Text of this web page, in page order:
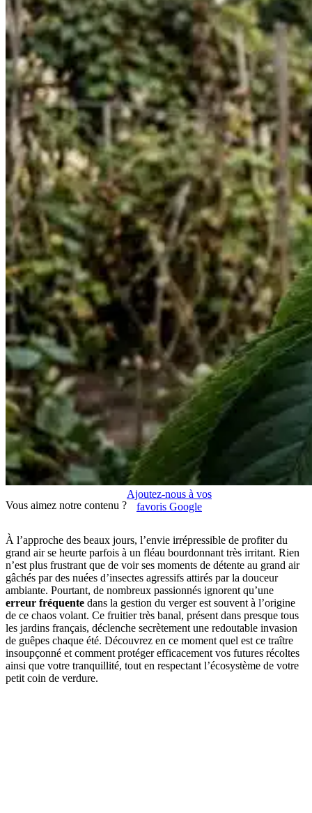
Vous aimez notre contenu ?
Ajoutez-nous à vos
favoris Google
À l’approche des beaux jours, l’envie irrépressible de profiter du
grand air se heurte parfois à un fléau bourdonnant très irritant. Rien
n’est plus frustrant que de voir ses moments de détente au grand air
gâchés par des nuées d’insectes agressifs attirés par la douceur
ambiante. Pourtant, de nombreux passionnés ignorent qu’une
erreur fréquente dans la gestion du verger est souvent à l’origine
de ce chaos volant. Ce fruitier très banal, présent dans presque tous
les jardins français, déclenche secrètement une redoutable invasion
de guêpes chaque été. Découvrez en ce moment quel est ce traître
insoupçonné et comment protéger efficacement vos futures récoltes
ainsi que votre tranquillité, tout en respectant l’écosystème de votre
petit coin de verdure.